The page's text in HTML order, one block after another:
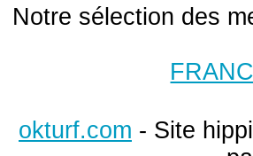
Notre sélection des
okturf.com - Site